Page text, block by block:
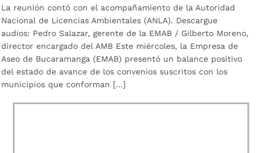
La reunión contó con el acompañamiento de la Autoridad
Nacional de Licencias Ambientales (ANLA). Descargue
audios: Pedro Salazar, gerente de la EMAB / Gilberto Moreno,
director encargado del AMB Este miércoles, la Empresa de
Aseo de Bucaramanga (EMAB) presentó un balance positivo
del estado de avance de los convenios suscritos con los
municipios que conforman […]